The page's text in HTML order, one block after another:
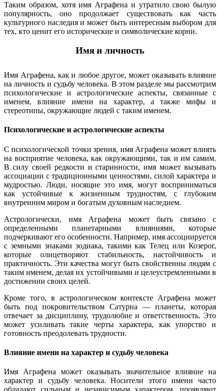
Таким образом, хотя имя Аграфена и утратило свою былую
популярность, оно продолжает существовать как часть
культурного наследия и может быть интересным выбором для
тех, кто ценит его исторические и символические корни.
Имя и личность
Имя Аграфена, как и любое другое, может оказывать влияние
на личность и судьбу человека. В этом разделе мы рассмотрим
психологические и астрологические аспекты, связанные с
именем, влияние имени на характер, а также мифы и
стереотипы, окружающие людей с таким именем.
Психологические и астрологические аспекты
С психологической точки зрения, имя Аграфена может влиять
на восприятие человека, как окружающими, так и им самим.
В силу своей редкости и старинности, имя может вызывать
ассоциации с традиционными ценностями, силой характера и
мудростью. Люди, носящие это имя, могут восприниматься
как устойчивые к жизненным трудностям, с глубоким
внутренним миром и богатым духовным наследием.
Астрологически, имя Аграфена может быть связано с
определенными планетарными влияниями, которые
подчеркивают его особенности. Например, имя ассоциируется
с земными знаками зодиака, такими как Телец или Козерог,
которые олицетворяют стабильность, настойчивость и
практичность. Эти качества могут быть свойственны людям с
таким именем, делая их устойчивыми и целеустремленными в
достижении своих целей.
Кроме того, в астрологическом контексте Аграфена может
быть под покровительством Сатурна — планеты, которая
отвечает за дисциплину, трудолюбие и ответственность. Это
может усиливать такие черты характера, как упорство и
готовность преодолевать трудности.
Влияние имени на характер и судьбу человека
Имя Аграфена может оказывать значительное влияние на
характер и судьбу человека. Носители этого имени часто